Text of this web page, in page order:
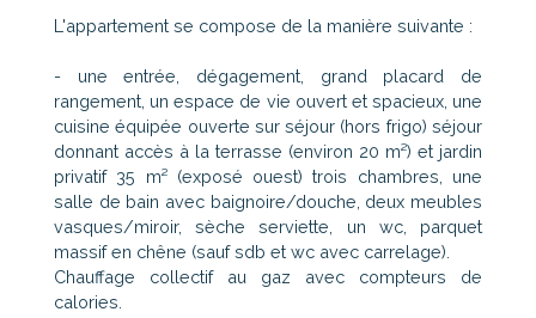
L'appartement se compose de la manière suivante :
- une entrée, dégagement, grand placard de
rangement, un espace de vie ouvert et spacieux, une
cuisine équipée ouverte sur séjour (hors frigo) séjour
donnant accès à la terrasse (environ 20 m²) et jardin
privatif 35 m² (exposé ouest) trois chambres, une
salle de bain avec baignoire/douche, deux meubles
vasques/miroir, sèche serviette, un wc, parquet
massif en chêne (sauf sdb et wc avec carrelage).
Chauffage collectif au gaz avec compteurs de
calories.